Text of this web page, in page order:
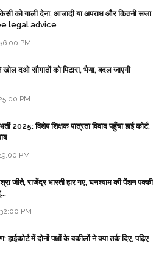
को गाली देना, आजादी या अपराध और कितनी सजा
legal advice
PM
खोल दओ सौगातों को पिटारा, भैया, बदल जाएगी
PM
2025: विशेष शिक्षक पात्रता विवाद पहुँचा हाई कोर्ट;
PM
जीते, राजेंद्र भारती हार गए, घनश्याम की पेंशन पक्की
PM
में दोनों पक्षों के वकीलों ने क्या तर्क दिए, पढ़िए